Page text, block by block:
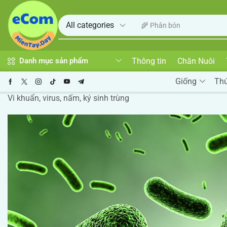
🌾 Phân bón
Danh mục sản phẩm Thông tin Chăn Nuôi
Giống
Vi khuẩn, virus, nấm, ký sinh trùng